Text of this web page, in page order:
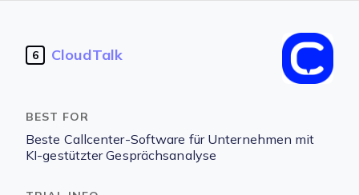
6 CloudTalk
Beste Callcenter-Software für Unternehmen mit
KI-gestützter Gesprächsanalyse